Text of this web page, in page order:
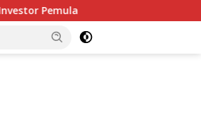
Rahasia Investor Diam-Diam: